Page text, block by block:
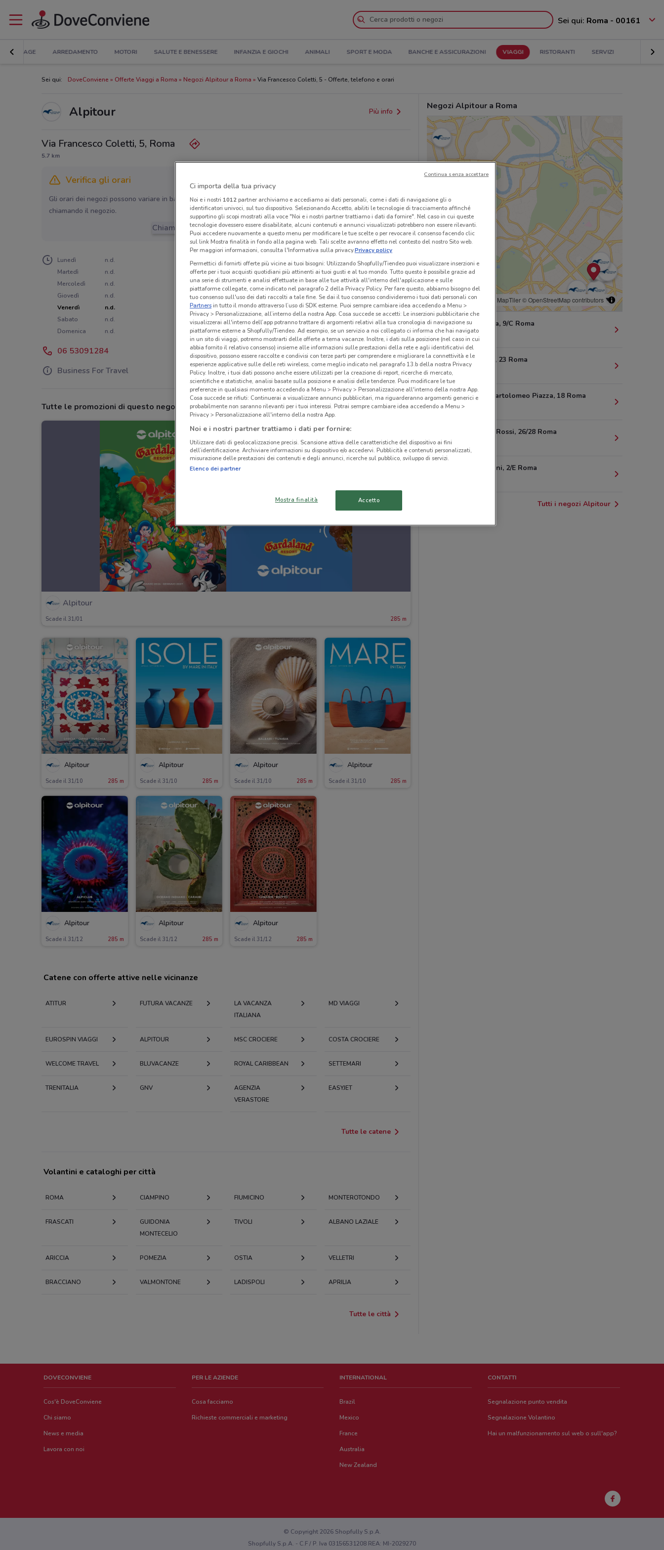
Sei qui: Roma - 00161
BRICOLAGE ARREDAMENTO MOTORI SALUTE E BENESSERE INFANZIA E GIOCHI ANIMALI SPORT E MODA BANCHE E ASSICURAZIONI VIAGGI RISTORANTI SERVIZI
Sei qui: DoveConviene Offerte Viaggi a Roma Negozi Alpitour a Roma Via Francesco Coletti, 5 - Offerte, telefono e orari
Alpitour Più info
Via Francesco Coletti, 5, Roma
5.7 km
Verifica gli orari
Gli orari dei negozi possono variare in base agli ultimi provvedimenti regionali o nazionali. Verifica l’accuratezza
chiamando il negozio.
Chiama il negozio
Lunedì
n.d.
Martedì
n.d.
Mercoledì
n.d.
Giovedì
n.d.
Venerdì
n.d.
Sabato
n.d.
Domenica
n.d.
06 53091284
Business For Travel
Tutte le promozioni di questo negozio
Alpitour
Scade il 31/01 285 m
Alpitour
Scade il 31/10 285 m
Alpitour
Scade il 31/10 285 m
Alpitour
Scade il 31/10 285 m
Alpitour
Scade il 31/10 285 m
Alpitour
Scade il 31/12 285 m
Alpitour
Scade il 31/12 285 m
Alpitour
Scade il 31/12 285 m
Negozi Alpitour a Roma
© MapTiler© OpenStreetMap contributors
Via Ravenna, 9/C Roma
285 m
Via Imperia, 23 Roma
Via Carlo Bartolomeo Piazza, 18 Roma
447 m
Via G.B. De Rossi, 26/28 Roma
Via Morgagni, 2/E Roma
Tutti i negozi Alpitour
Catene con offerte attive nelle vicinanze
ATITUR FUTURA VACANZE
LA VACANZA
ITALIANA
MD VIAGGI
EUROSPIN VIAGGI ALPITOUR MSC CROCIERE COSTA CROCIERE
WELCOME TRAVEL BLUVACANZE ROYAL CARIBBEAN SETTEMARI
TRENITALIA GNV
AGENZIA
VERASTORE
EASYJET
Tutte le catene
Volantini e cataloghi per città
ROMA CIAMPINO FIUMICINO MONTEROTONDO
FRASCATI
GUIDONIA
MONTECELIO
TIVOLI ALBANO LAZIALE
ARICCIA POMEZIA OSTIA VELLETRI
BRACCIANO VALMONTONE LADISPOLI APRILIA
Tutte le città
DOVECONVIENE
Cos'è DoveConviene
Chi siamo
News e media
Lavora con noi
PER LE AZIENDE
Cosa facciamo
Richieste commerciali e marketing
INTERNATIONAL
Brazil
Mexico
France
Australia
New Zealand
CONTATTI
Segnalazione punto vendita
Segnalazione Volantino
Hai un malfunzionamento sul web o sull'app?
© Copyright 2026 Shopfully S.p.A.
Shopfully S.p.A. - C.F / P. Iva 03156531208 REA: MI-2029270
Ci importa della tua privacy
Noi e i nostri 1012partner archiviamo e accediamo ai dati personali, come i dati di navigazione gli o
identificatori univoci, sul tuo dispositivo. Selezionando Accetto, abiliti le tecnologie di tracciamento affinché
supportino gli scopi mostrati alla voce "Noi e i nostri partner trattiamo i dati da fornire". Nel caso in cui queste
tecnologie dovessero essere disabilitate, alcuni contenuti e annunci visualizzati potrebbero non essere rilevanti.
Puoi accedere nuovamente a questo menu per modificare le tue scelte o per revocare il consenso facendo clic
sul link Mostra finalità in fondo alla pagina web. Tali scelte avranno effetto nel contesto del nostro Sito web.
Per maggiori informazioni, consulta l'Informativa sulla privacy.Privacy policy
Permettici di fornirti offerte più vicine ai tuoi bisogni: Utilizzando Shopfully/Tiendeo puoi visualizzare inserzioni e
offerte per i tuoi acquisti quotidiani più attinenti ai tuoi gusti e al tuo mondo. Tutto questo è possibile grazie ad
una serie di strumenti e analisi effettuate in base alle tue attività all'interno dell'applicazione e sulle
piattaforme collegate, come indicato nel paragrafo 2 della Privacy Policy. Per fare questo, abbiamo bisogno del
tuo consenso sull'uso dei dati raccolti a tale fine. Se dai il tuo consenso condivideremo i tuoi dati personali con
Partnersin tutto il mondo attraverso l’uso di SDK esterne. Puoi sempre cambiare idea accedendo a Menu >
Privacy > Personalizzazione, all’interno della nostra App. Cosa succede se accetti: Le inserzioni pubblicitarie che
visualizzerai all'interno dell’app potranno trattare di argomenti relativi alla tua cronologia di navigazione su
piattaforme esterne a Shopfully/Tiendeo. Ad esempio, se un servizio a noi collegato ci informa che hai navigato
in un sito di viaggi, potremo mostrarti delle offerte a tema vacanze. Inoltre, i dati sulla posizione (nel caso in cui
abbia fornito il relativo consenso) insieme alle informazioni sulle prestazioni della rete e agli identificativi del
dispositivo, possono essere raccolte e condivisi con terze parti per comprendere e migliorare la connettività e le
esperienze applicative sulle delle reti wireless, come meglio indicato nel paragrafo 13.b della nostra Privacy
Policy. Inoltre, i tuoi dati possono anche essere utilizzati per la creazione di report, ricerche di mercato,
scientifiche e statistiche, analisi basate sulla posizione e analisi delle tendenze. Puoi modificare le tue
preferenze in qualsiasi momento accedendo a Menu > Privacy > Personalizzazione all'interno della nostra App.
Cosa succede se rifiuti: Continuerai a visualizzare annunci pubblicitari, ma riguarderanno argomenti generici e
probabilmente non saranno rilevanti per i tuoi interessi. Potrai sempre cambiare idea accedendo a Menu >
Privacy > Personalizzazione all'interno della nostra App.
Noi e i nostri partner trattiamo i dati per fornire:
Utilizzare dati di geolocalizzazione precisi. Scansione attiva delle caratteristiche del dispositivo ai fini
dell’identificazione. Archiviare informazioni su dispositivo e/o accedervi. Pubblicità e contenuti personalizzati,
misurazione delle prestazioni dei contenuti e degli annunci, ricerche sul pubblico, sviluppo di servizi.
Elenco dei partner
Mostra finalità Accetto
Continua senza accettare